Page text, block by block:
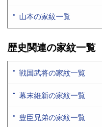
山本の家紋一覧
歴史関連の家紋一覧
戦国武将の家紋一覧
幕末維新の家紋一覧
豊臣兄弟の家紋一覧